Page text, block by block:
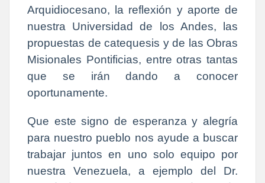
Arquidiocesano, la reflexión y aporte de
nuestra Universidad de los Andes, las
propuestas de catequesis y de las Obras
Misionales Pontificias, entre otras tantas
que se irán dando a conocer
oportunamente.
Que este signo de esperanza y alegría
para nuestro pueblo nos ayude a buscar
trabajar juntos en uno solo equipo por
nuestra Venezuela, a ejemplo del Dr.